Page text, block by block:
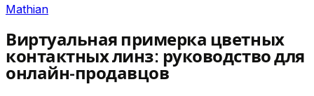
Mathian
Виртуальная примерка цветных
контактных линз: руководство для
онлайн-продавцов